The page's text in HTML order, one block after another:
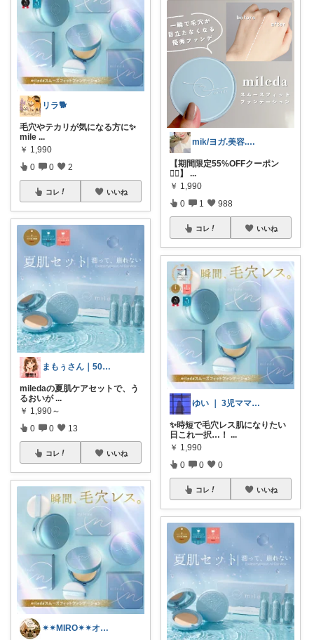
リラ🐕
毛穴やテカリが気になる方に✨
mile ...
￥ 1,990
0 0 2
コレ いいね
まもぅさん｜50代の暮らしと美容
miledaの夏肌ケアセットで、う
るおいが ...
￥ 1,990～
0 0 13
コレ いいね
✴︎✴︎MIRO✴︎✴︎オススメroom
mik/ヨガ.美容.ファッション𓂃.✿
【期間限定55%OFFクーポン
❤️‍🔥】 ...
￥ 1,990
0 1 988
コレ いいね
ゆい ｜ 3児ママのおすすめROOM
✨時短で毛穴レス肌になりたい
日これ一択…！ ...
￥ 1,990
0 0 0
コレ いいね